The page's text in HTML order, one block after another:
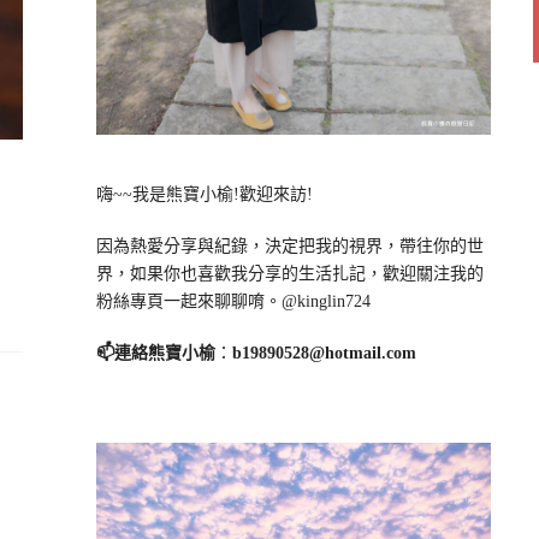
嗨~~我是熊寶小榆!歡迎來訪!
因為熱愛分享與紀錄，決定把我的視界，帶往你的世
界，如果你也喜歡我分享的生活扎記，歡迎關注我的
粉絲專頁一起來聊聊唷。@kinglin724
📫連絡熊寶小榆： b19890528@hotmail.com